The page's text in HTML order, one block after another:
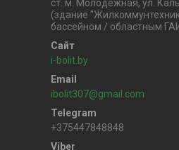
ст. м. Молодежная, ул.
(здание
бассейном / областным
i-bolit.by
ibolit307@gmail.com
+375447848848